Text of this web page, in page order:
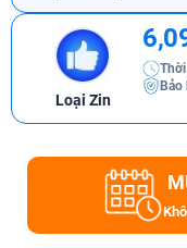
Loại Zin
Bảo